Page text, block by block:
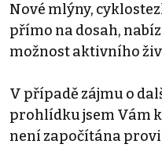
Nové mlýny,
přímo na dosah,
možnost aktivního
V případě zájmu o
prohlídku jsem Vám
není započítána